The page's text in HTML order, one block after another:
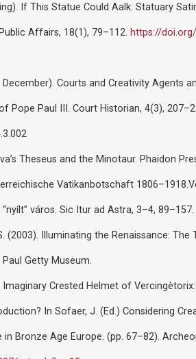
If This Statue Could Aalk: Statuary
Affairs, 18(1), 79–112. https://
December). Courts and Creativity Agents
Pope Paul III. Court Historian, 4(3),
Theseus and the Minotaur. Phaidon
Vatikanbotschaft
város. Sic Itur ad Astra, 3–4, 89–157.
(2003). Illuminating the Renaissance: The
Getty Museum.
Crested Helmet of Vercingètorix:
In Sofaer, J. (Ed.) Considering
Bronze Age Europe. (pp. 67–82).